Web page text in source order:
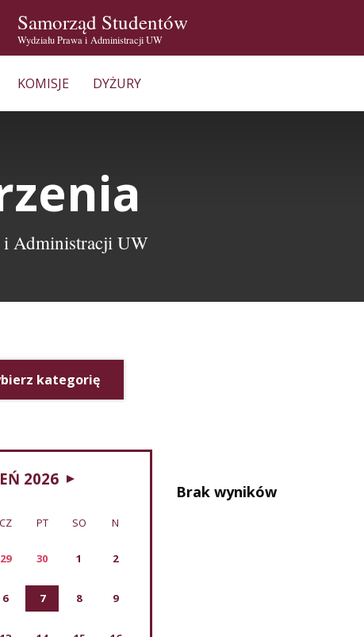
Samorząd Studentów
Wydziału Prawa i Administracji UW
KOMISJE DYŻURY
i Administracji UW
kategorię
2026
CZ PT SO N
29 30 1 2
6 7 8 9
Brak wyników